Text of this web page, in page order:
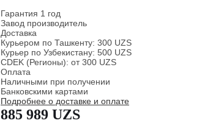
Гарантия 1 год
Завод производитель
Доставка
Курьером по Ташкенту: 300 UZS
Курьер по Узбекистану: 500 UZS
CDEK (Регионы): от 300 UZS
Оплата
Наличными при получении
Банковскими картами
Подробнее о доставке и оплате
885 989 UZS